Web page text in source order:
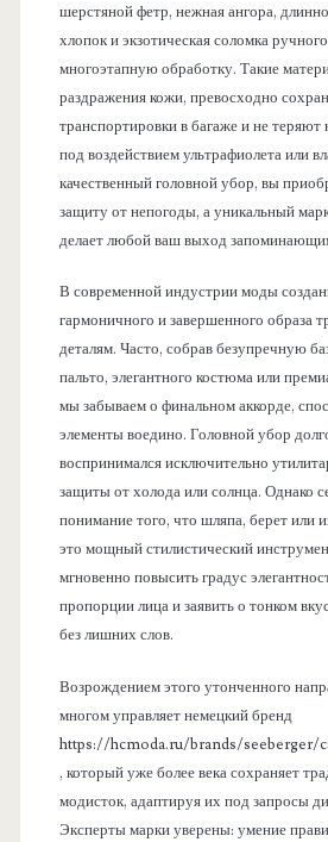
шерстяной фетр, нежная ангора,
хлопок и экзотическая соломка
многоэтапную обработку. Такие
раздражения кожи, превосходно
транспортировки в багаже и не
под воздействием ультрафиолета или
качественный головной убор, вы
защиту от непогоды, а уникальный
делает любой ваш выход
В современной индустрии моды
гармоничного и завершенного образа
деталям. Часто, собрав безупречную
пальто, элегантного костюма или
мы забываем о финальном аккорде,
элементы воедино. Головной убор
воспринимался исключительно
защиты от холода или солнца. Однако
понимание того, что шляпа, берет или
это мощный стилистический
мгновенно повысить градус
пропорции лица и заявить о тонком
без лишних слов.
Возрождением этого утонченного
многом управляет немецкий бренд
https://hcmoda.ru/brands/seeberger/
, который уже более века сохраняет
модисток, адаптируя их под запросы
Эксперты марки уверены: умение